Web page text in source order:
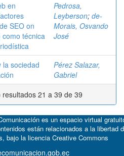
en
SEO on
como técnica
Pedrosa,
Leyberson; de-
Morais, Osvando
José
la sociedad
Pérez Salazar,
Gabriel
resultados 21 a 39 de 39
es un espacio virtual
están relacionados a la libertad
bajo la licencia Creative Commons